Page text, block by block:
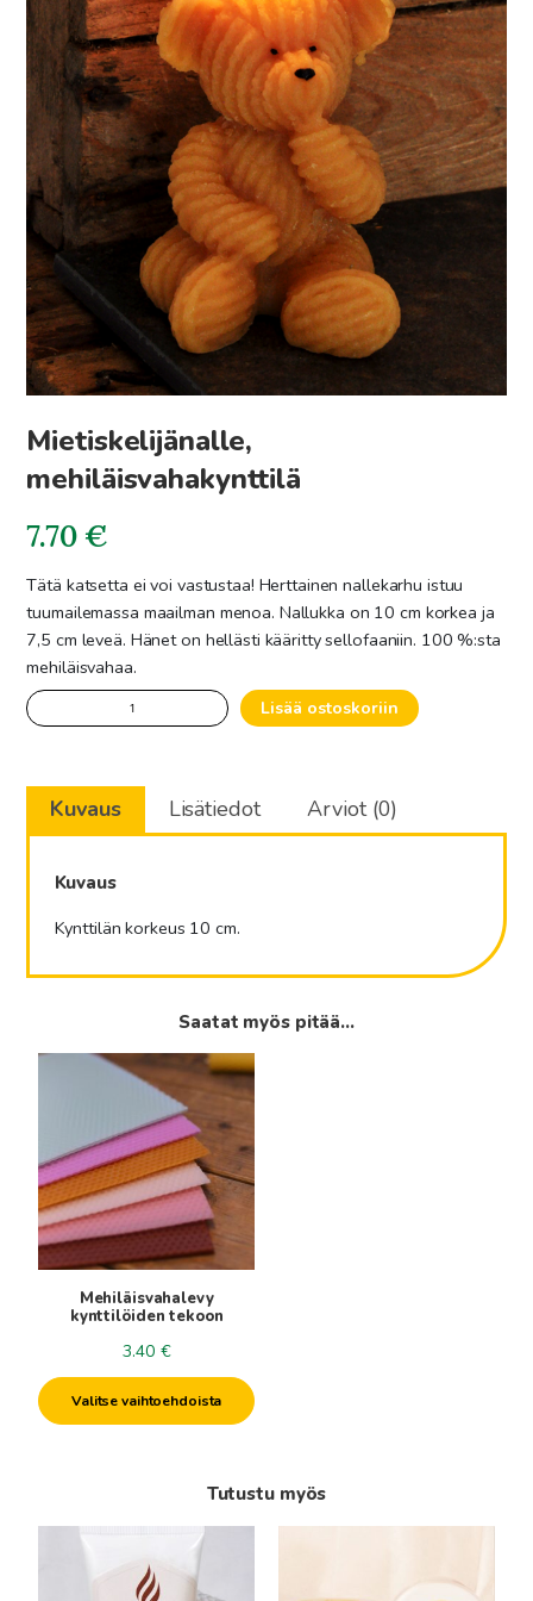
Mietiskelijänalle,
mehiläisvahakynttilä
7.70€
Tätä katsetta ei voi vastustaa! Herttainen nallekarhu istuu
tuumailemassa maailman menoa. Nallukka on 10 cm korkea ja
7,5 cm leveä. Hänet on hellästi kääritty sellofaaniin. 100 %:sta
mehiläisvahaa.
Mietiskelijänalle,
mehiläisvahakynttilä
Lisää ostoskoriin
Kuvaus Lisätiedot Arviot (0)
Kuvaus
Kynttilän korkeus 10 cm.
Saatat myös pitää...
Mehiläisvahalevy
kynttilöiden tekoon
3.40 €
Valitse vaihtoehdoista
useampi
muunnelma.
Voit
tehdä
valinnat
sivulla.
Tutustu myös